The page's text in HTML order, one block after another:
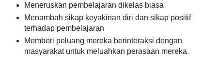
Meneruskan pembelajaran dikelas biasa
Menambah sikap keyakinan diri dan sikap positif
terhadap pembelajaran
Memberi peluang mereka berinteraksi dengan
masyarakat untuk meluahkan perasaan mereka.